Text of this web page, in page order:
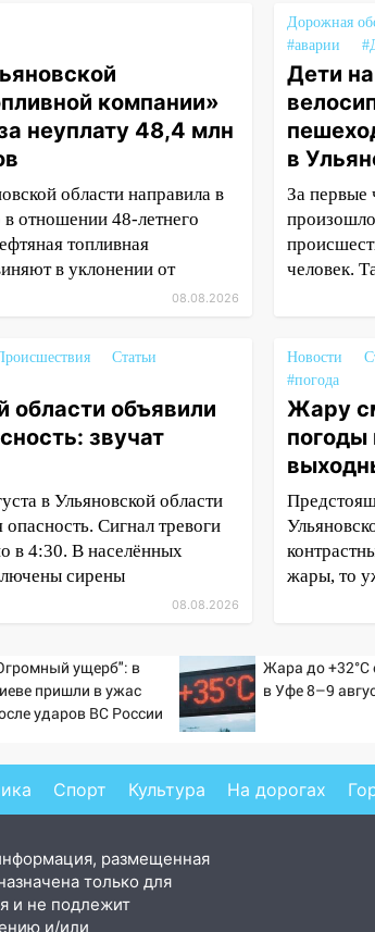
компании»
неуплату 48,4 млн
области направила в
в отношении 48-летнего
топливная
в уклонении от
08.08.2026
Дорожная
#аварии
Дети
в
За первые
человек.
Статьи
области объявили
звучат
в Ульяновской области
опасность. Сигнал тревоги
в 4:30. В населённых
сирены
08.08.2026
Новости
#погода
Жару
погоды
жары, то
ущерб": в
пришли в ужас
ударов ВС России
Жара до +32°C
в Уфе 8–9
Спорт Культура На дорогах
размещенная
только для
и не подлежит
и/или